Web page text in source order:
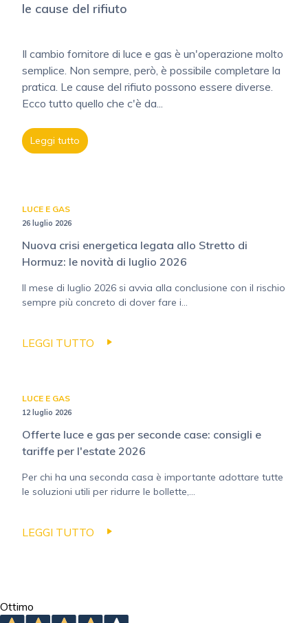
le cause del rifiuto
Il cambio fornitore di luce e gas è un'operazione molto
semplice. Non sempre, però, è possibile completare la
pratica. Le cause del rifiuto possono essere diverse.
Ecco tutto quello che c'è da...
Leggi tutto
LUCE E GAS
26 luglio 2026
Nuova crisi energetica legata allo Stretto di
Hormuz: le novità di luglio 2026
Il mese di luglio 2026 si avvia alla conclusione con il rischio
sempre più concreto di dover fare i...
LEGGI TUTTO
LUCE E GAS
12 luglio 2026
Offerte luce e gas per seconde case: consigli e
tariffe per l'estate 2026
Per chi ha una seconda casa è importante adottare tutte
le soluzioni utili per ridurre le bollette,...
LEGGI TUTTO
Ottimo